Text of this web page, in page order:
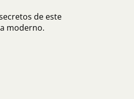
de este
moderno.